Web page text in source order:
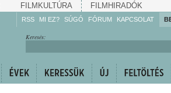
FILMKULTÚRA FILMHIRADÓK
RSS MI EZ? SÚGÓ
Gyarapítsa!
FÓRUM KAPCSOLAT
Keresés: